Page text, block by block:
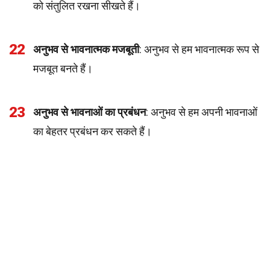
को संतुलित रखना सीखते हैं।
22 अनुभव से भावनात्मक मजबूती: अनुभव से हम भावनात्मक रूप से
मजबूत बनते हैं।
23 अनुभव से भावनाओं का प्रबंधन: अनुभव से हम अपनी भावनाओं
का बेहतर प्रबंधन कर सकते हैं।